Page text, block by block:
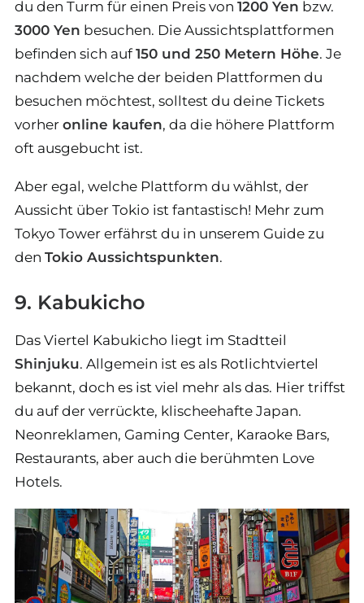
du den Turm für einen Preis von 1200 Yen bzw.
3000 Yen besuchen. Die Aussichtsplattformen
befinden sich auf150 und 250 Metern Höhe. Je
nachdem welche der beiden Plattformen du
besuchen möchtest, solltest du deine Tickets
vorher online kaufen, da die höhere Plattform
oft ausgebucht ist.
Aber egal, welche Plattform du wählst, der
Aussicht über Tokio ist fantastisch! Mehr zum
Tokyo Tower erfährst du in unserem Guide zu
den Tokio Aussichtspunkten.
9. Kabukicho
Das Viertel Kabukicho liegt im Stadtteil
Shinjuku. Allgemein ist es als Rotlichtviertel
bekannt, doch es ist viel mehr als das. Hier triffst
du auf der verrückte, klischeehafte Japan.
Neonreklamen, Gaming Center, Karaoke Bars,
Restaurants, aber auch die berühmten Love
Hotels.